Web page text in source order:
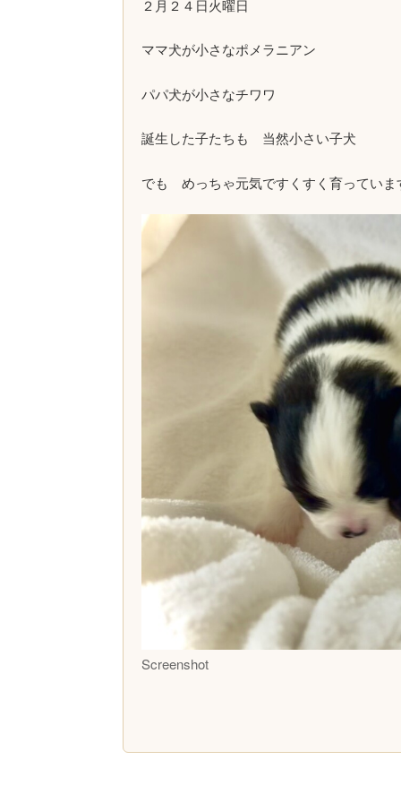
２月２４日火曜日
ママ犬が小さなポメラニアン
パパ犬が小さなチワワ
誕生した子たちも 当然小さい子犬
でも めっちゃ元気ですくすく育っていま
Screenshot